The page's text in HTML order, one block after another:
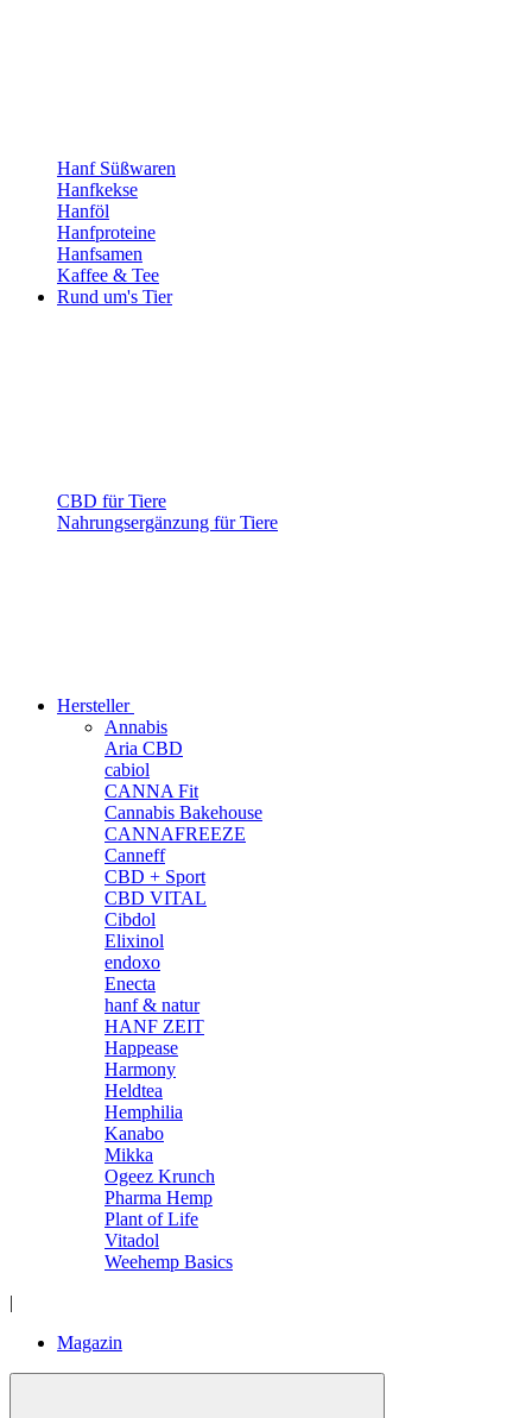
Hanf Süßwaren
Hanfkekse
Hanföl
Hanfproteine
Hanfsamen
Kaffee & Tee
Rund um's Tier
CBD für Tiere
Nahrungsergänzung für Tiere
Hersteller
Annabis
Aria CBD
cabiol
CANNA Fit
Cannabis Bakehouse
CANNAFREEZE
Canneff
CBD + Sport
CBD VITAL
Cibdol
Elixinol
endoxo
Enecta
hanf & natur
HANF ZEIT
Happease
Harmony
Heldtea
Hemphilia
Kanabo
Mikka
Ogeez Krunch
Pharma Hemp
Plant of Life
Vitadol
Weehemp Basics
|
Magazin